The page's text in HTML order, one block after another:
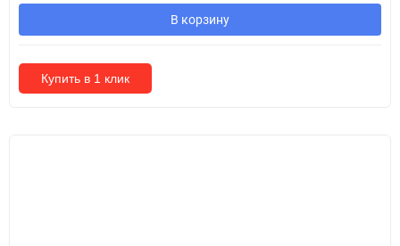
В корзину
Купить в 1 клик